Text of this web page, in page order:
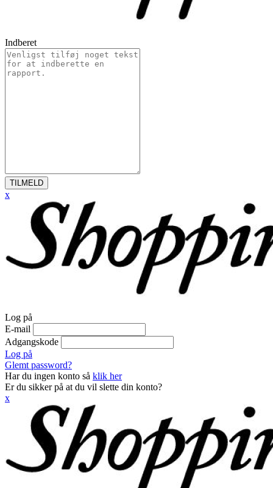
Indberet
TILMELD
x
Log på
E-mail
Adgangskode
Log på
Glemt password?
Har du ingen konto så klik her
Er du sikker på at du vil slette din konto?
x